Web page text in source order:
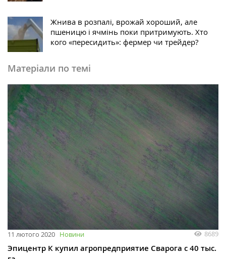
Жнива в розпалі, врожай хороший, але
пшеницю і ячмінь поки притримують. Хто
кого «пересидить»: фермер чи трейдер?
Матеріали по темі
11 лютого 2020 Новини 8689
Эпицентр К купил агропредприятие Сварога с 40 тыс.